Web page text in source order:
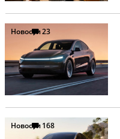
Новости23
Новости168